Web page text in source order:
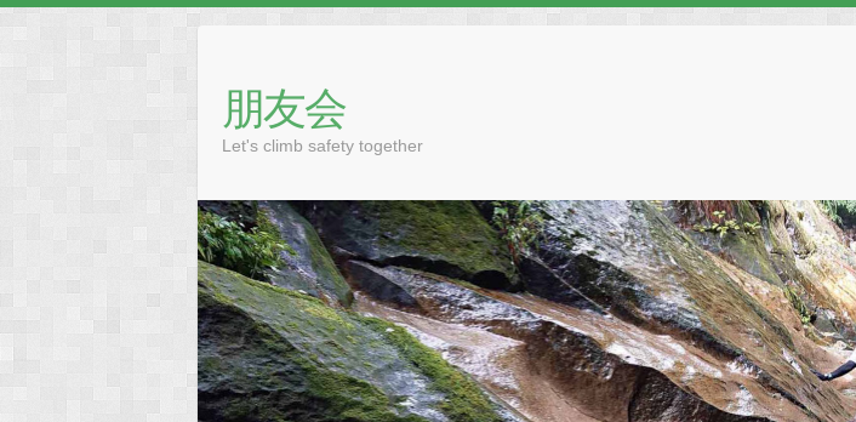
content
朋友会
Let's climb safety together